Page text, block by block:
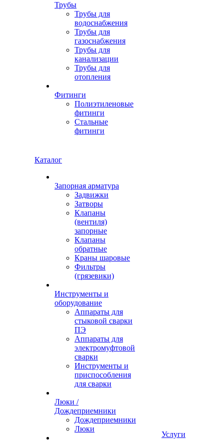
Трубы
Трубы для
водоснабжения
Трубы для
газоснабжения
Трубы для
канализации
Трубы для
отопления
Фитинги
Полиэтиленовые
фитинги
Стальные
фитинги
Каталог
Запорная арматура
Задвижки
Затворы
Клапаны
(вентиля)
запорные
Клапаны
обратные
Краны шаровые
Фильтры
(грязевики)
Инструменты и
оборудование
Аппараты для
стыковой сварки
ПЭ
Аппараты для
электромуфтовой
сварки
Инструменты и
приспособления
для сварки
Люки /
Дождеприемники
Дождеприемники
Люки
Услуги